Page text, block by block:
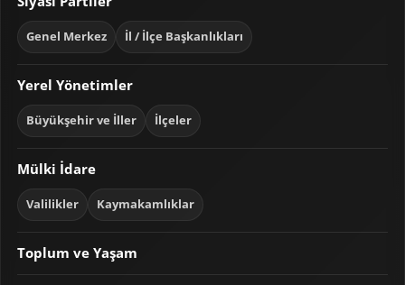
Genel Merkez İl / İlçe Başkanlıkları
Yerel Yönetimler
Büyükşehir ve İller İlçeler
Mülki İdare
Valilikler Kaymakamlıklar
Toplum ve Yaşam